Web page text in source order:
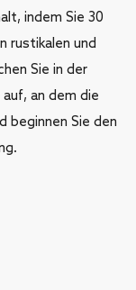
indem Sie 30
rustikalen und
Sie in der
an dem die
beginnen Sie den